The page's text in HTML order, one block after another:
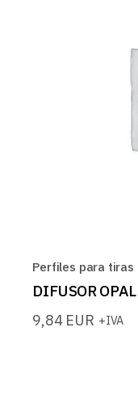
Perfiles para tiras
DIFUSOR
9,84 EUR +IVA